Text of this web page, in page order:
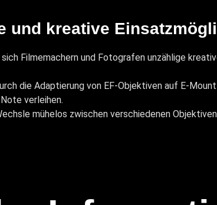
und kreative
Filmemachern und Fotografen unzählige
die Adaptierung von EF-Objektiven auf E-
verleihen.
mühelos zwischen verschiedenen